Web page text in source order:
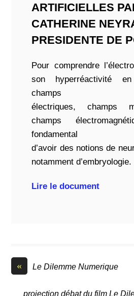
ARTIFICIELLES
CATHERINE
PRESIDENTE DE
Pour comprendre
son hyperréactivité
champs
électriques, champs
champs
fondamental
d’avoir des notions de
notamment d’embryologie.
Lire le document
« Le Dilemme Numerique
projection débat du film Le